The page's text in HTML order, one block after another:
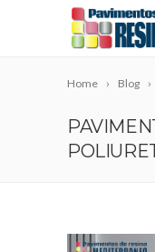
Home Blog